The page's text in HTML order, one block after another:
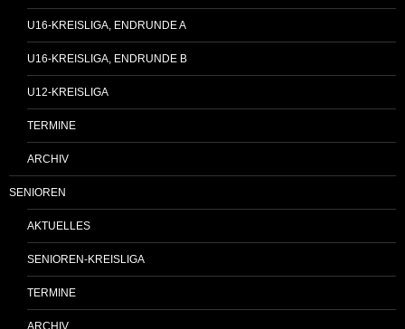
U16-KREISLIGA, ENDRUNDE A
U16-KREISLIGA, ENDRUNDE B
U12-KREISLIGA
TERMINE
ARCHIV
SENIOREN
AKTUELLES
SENIOREN-KREISLIGA
TERMINE
ARCHIV